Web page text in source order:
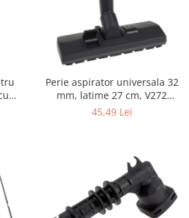
Perie aspirator universala 32
mm, latime 27 cm, V272
ECONOMY
45,49 Lei